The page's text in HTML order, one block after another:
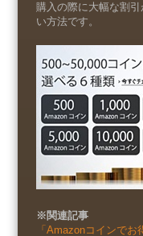
購入の際に大幅な割
い方法です。
※関連記事
「Amazonコインで